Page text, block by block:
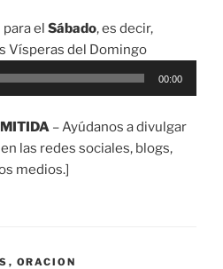
el Sábado, es decir,
Vísperas del Domingo
00:00
– Ayúdanos a divulgar
las redes sociales, blogs,
medios.]
, ORACION